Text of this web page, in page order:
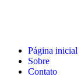
Página inicial
Sobre
Contato